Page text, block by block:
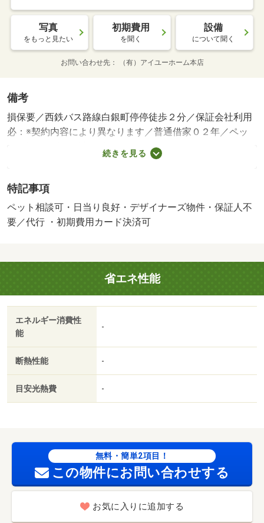
写真
をもっと見たい
初期費用
を聞く
設備
について聞く
お問い合わせ先 （有）アイユーホーム本店
備考
損保要／西鉄バス路線白銀町停停徒歩２分／保証会社利用
必：※契約内容により異なります／普通借家０２年／ペッ
ト相談／・全物件初期費用のクレジットカード払いＯＫ。
（初期費用分割可）・他社様の掲載物件を合わせて紹介も
備。・公共交通機関をご利用して来られる方は、小倉駅な
ど最寄り駅までの送迎サービスを行っています。お気軽に
お問い合わせください。・お困りごと、些細なことでも気
ロ対応／クロゼット／フローリング／ＴＶインターホン／
オートロック／室内洗濯置／陽当り良好／シューズボック
ス／南向き／脱衣所／エレベーター／洗面所独立／洗面化
粧台／２口コンロ／駐輪場／宅配ボックス／ＣＡＴＶ／光
ファイバー／即入居可／防犯カメラ／ペット相談／全居室
収納／保証人不要／ＣＡＴＶインターネット／バイク置場
線利用可／ネット専用回線／駅まで平坦／ネット使用料不
要／浄水器／保証金不要／平坦地／電子キー／電子ロック
／人感照明センサー／２駅利用可／バス２路線／駅徒歩１
不要／敷金・礼金不要／ＩＴ重説 対応物件／初期費用カ
ード決済可／☆ファミリーマート小倉三萩野店（コンビ
ニ）まで４６０ｍ／ＳｕｎＬｉｖｅ（サンリブ）きふね
（ショッピングセンター）まで４５０ｍ／北九州中央病院
（病院）まで６９０ｍ／☆三萩野公園（メディアドーム）
（公園）まで１２３０ｍ／☆小倉北警察署 木町交番（警
続きを見る
特記事項
ペット相談可・日当り良好・デザイナーズ物件・保証人不
要／代行 ・初期費用カード決済可
省エネ性能
エネルギー消費性
能
-
断熱性能 -
目安光熱費 -
無料・簡単2項目！
この物件にお問い合わせする
お気に入りに追加する